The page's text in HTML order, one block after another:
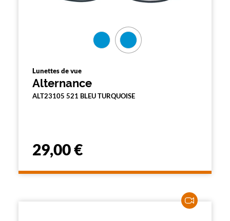
Lunettes de vue
Alternance
ALT23105 521 BLEU TURQUOISE
29,00 €